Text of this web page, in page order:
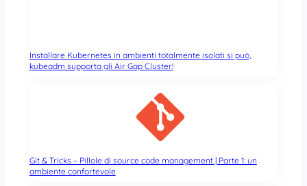
Installare Kubernetes in ambienti totalmente isolati si può,
kubeadm supporta gli Air Gap Cluster!
Git & Tricks – Pillole di source code management | Parte 1: un
ambiente confortevole